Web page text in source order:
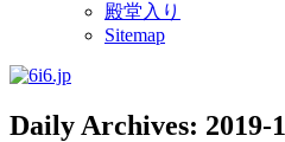
殿堂入り
Sitemap
Daily Archives: 2019-